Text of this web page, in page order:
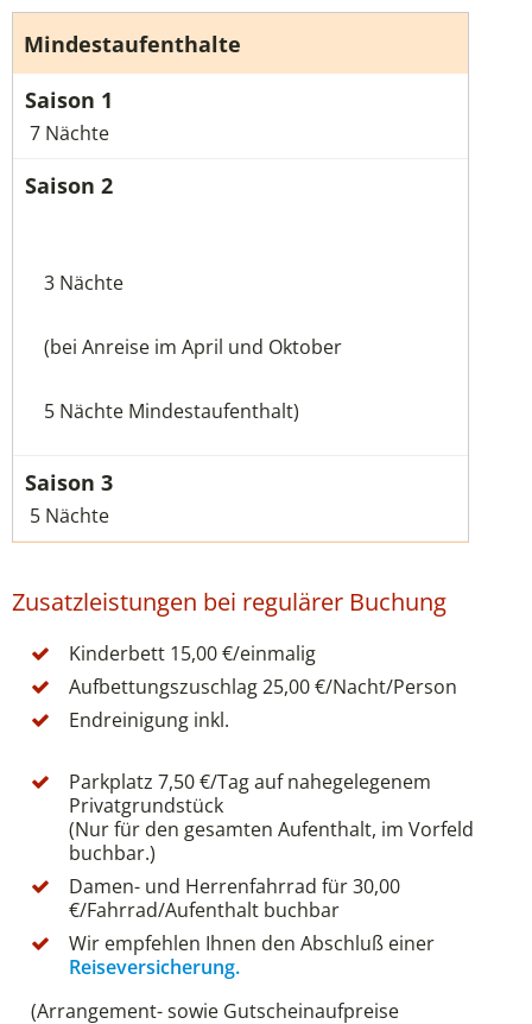
Mindestaufenthalte
7 Nächte
3 Nächte
(bei Anreise im April und Oktober
5 Nächte Mindestaufenthalt)
5 Nächte
Zusatzleistungen bei regulärer Buchung
Kinderbett 15,00 €/einmalig
Aufbettungszuschlag 25,00 €/Nacht/Person
Endreinigung inkl.
Parkplatz 7,50 €/Tag auf nahegelegenem
Privatgrundstück
(Nur für den gesamten Aufenthalt, im Vorfeld
buchbar.)
Damen- und Herrenfahrrad für 30,00
€/Fahrrad/Aufenthalt buchbar
Wir empfehlen Ihnen den Abschluß einer
Reiseversicherung.
(Arrangement- sowie Gutscheinaufpreise